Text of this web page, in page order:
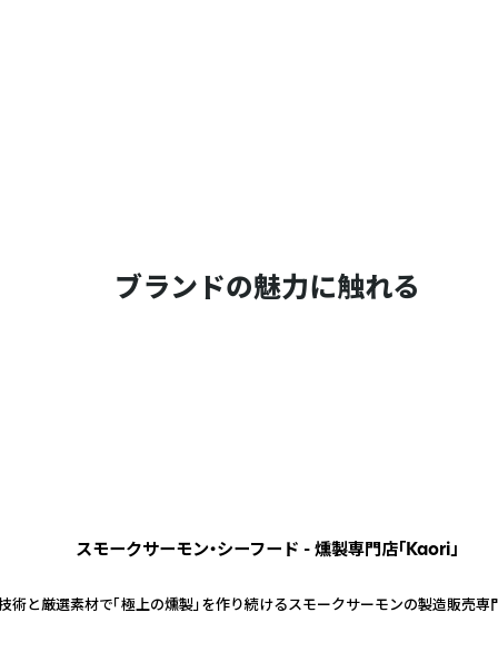
ブランドの魅力に触れる
スモークサーモン・シーフード - 燻製専門店「Kaori」
と厳選素材で「極上の燻製」を作り続けるスモークサーモンの製造販売専